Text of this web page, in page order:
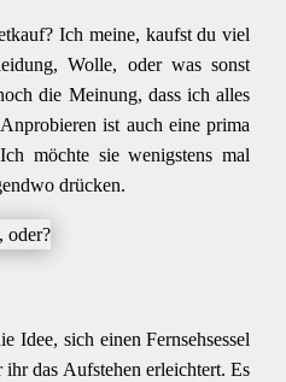
Ich meine, kaufst du viel
Wolle, oder was sonst
die Meinung, dass ich alles
ist auch eine prima
möchte sie wenigstens mal
drücken.
Idee, sich einen Fernsehsessel
das Aufstehen erleichtert. Es